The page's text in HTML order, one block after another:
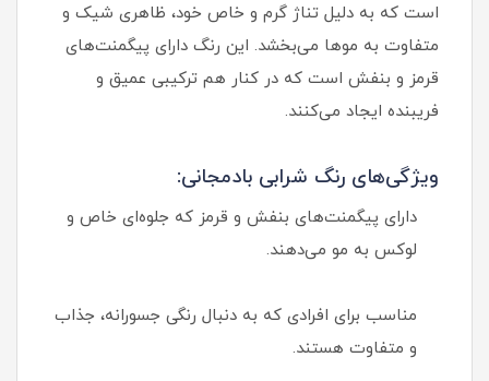
است که به دلیل تناژ گرم و خاص خود، ظاهری شیک و
متفاوت به موها می‌بخشد. این رنگ دارای پیگمنت‌های
قرمز و بنفش است که در کنار هم ترکیبی عمیق و
فریبنده ایجاد می‌کنند.
ویژگی‌های رنگ شرابی بادمجانی:
دارای پیگمنت‌های بنفش و قرمز که جلوه‌ای خاص و
لوکس به مو می‌دهند.
مناسب برای افرادی که به دنبال رنگی جسورانه، جذاب
و متفاوت هستند.